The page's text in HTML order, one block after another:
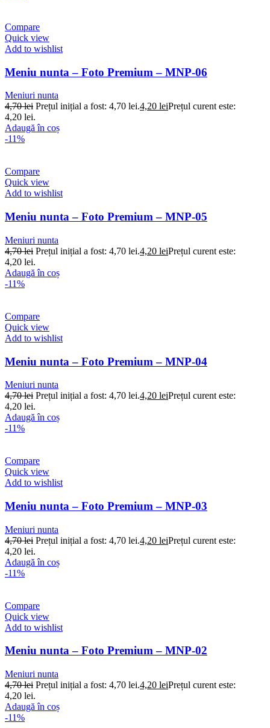
Compare
Quick view
Add to wishlist
Meniu nunta – Foto Premium – MNP-06
Meniuri nunta
4,70lei Prețul inițial a fost: 4,70 lei.4,20 leiPrețul curent este:
4,20 lei.
Adaugă în coș
-11%
Compare
Quick view
Add to wishlist
Meniu nunta – Foto Premium – MNP-05
Meniuri nunta
4,70lei Prețul inițial a fost: 4,70 lei.4,20 leiPrețul curent este:
4,20 lei.
Adaugă în coș
-11%
Compare
Quick view
Add to wishlist
Meniu nunta – Foto Premium – MNP-04
Meniuri nunta
4,70lei Prețul inițial a fost: 4,70 lei.4,20 leiPrețul curent este:
4,20 lei.
Adaugă în coș
-11%
Compare
Quick view
Add to wishlist
Meniu nunta – Foto Premium – MNP-03
Meniuri nunta
4,70lei Prețul inițial a fost: 4,70 lei.4,20 leiPrețul curent este:
4,20 lei.
Adaugă în coș
-11%
Compare
Quick view
Add to wishlist
Meniu nunta – Foto Premium – MNP-02
Meniuri nunta
4,70lei Prețul inițial a fost: 4,70 lei.4,20 leiPrețul curent este:
4,20 lei.
Adaugă în coș
-11%